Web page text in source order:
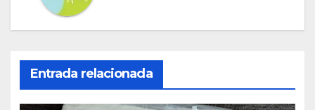
Entrada relacionada